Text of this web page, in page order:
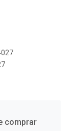
comprar